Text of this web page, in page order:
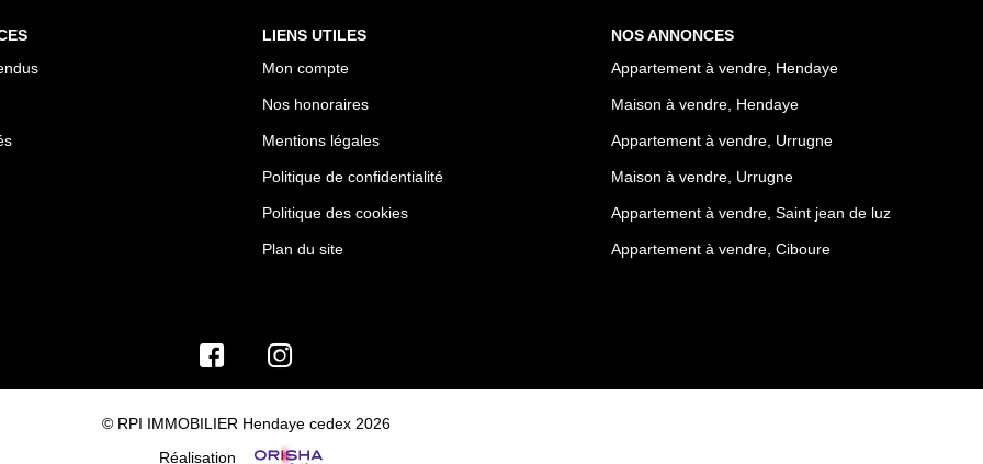
LIENS UTILES
Mon compte
Nos honoraires
Mentions légales
Politique de confidentialité
Politique des cookies
Plan du site
NOS ANNONCES
Appartement à vendre, Hendaye
Maison à vendre, Hendaye
Appartement à vendre, Urrugne
Maison à vendre, Urrugne
Appartement à vendre, Saint jean de luz
Appartement à vendre, Ciboure
© RPI IMMOBILIER Hendaye cedex 2026
Réalisation